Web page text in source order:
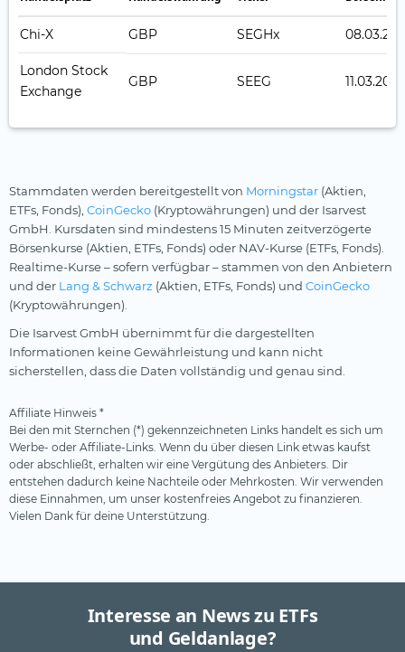
Chi-X GBP SEGHx
London Stock
Exchange
GBP SEEG 11.03.2024
Stammdaten werden bereitgestellt von Morningstar (Aktien,
ETFs, Fonds), CoinGecko (Kryptowährungen) und der Isarvest
GmbH. Kursdaten sind mindestens 15 Minuten zeitverzögerte
Börsenkurse (Aktien, ETFs, Fonds) oder NAV-Kurse (ETFs, Fonds).
Realtime-Kurse – sofern verfügbar – stammen von den Anbietern
und der Lang & Schwarz (Aktien, ETFs, Fonds) und CoinGecko
(Kryptowährungen).
Die Isarvest GmbH übernimmt für die dargestellten
Informationen keine Gewährleistung und kann nicht
sicherstellen, dass die Daten vollständig und genau sind.
Affiliate Hinweis *
Bei den mit Sternchen (*) gekennzeichneten Links handelt es sich um
Werbe- oder Affiliate-Links. Wenn du über diesen Link etwas kaufst
oder abschließt, erhalten wir eine Vergütung des Anbieters. Dir
entstehen dadurch keine Nachteile oder Mehrkosten. Wir verwenden
diese Einnahmen, um unser kostenfreies Angebot zu finanzieren.
Vielen Dank für deine Unterstützung.
Interesse an News zu ETFs
und Geldanlage?